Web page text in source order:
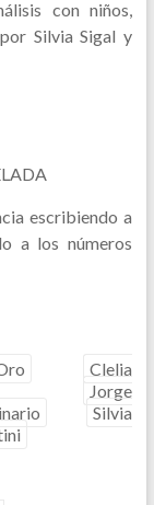
con niños,
Silvia Sigal y
escribiendo a
a los números
Clelia
Jorge
Silvia